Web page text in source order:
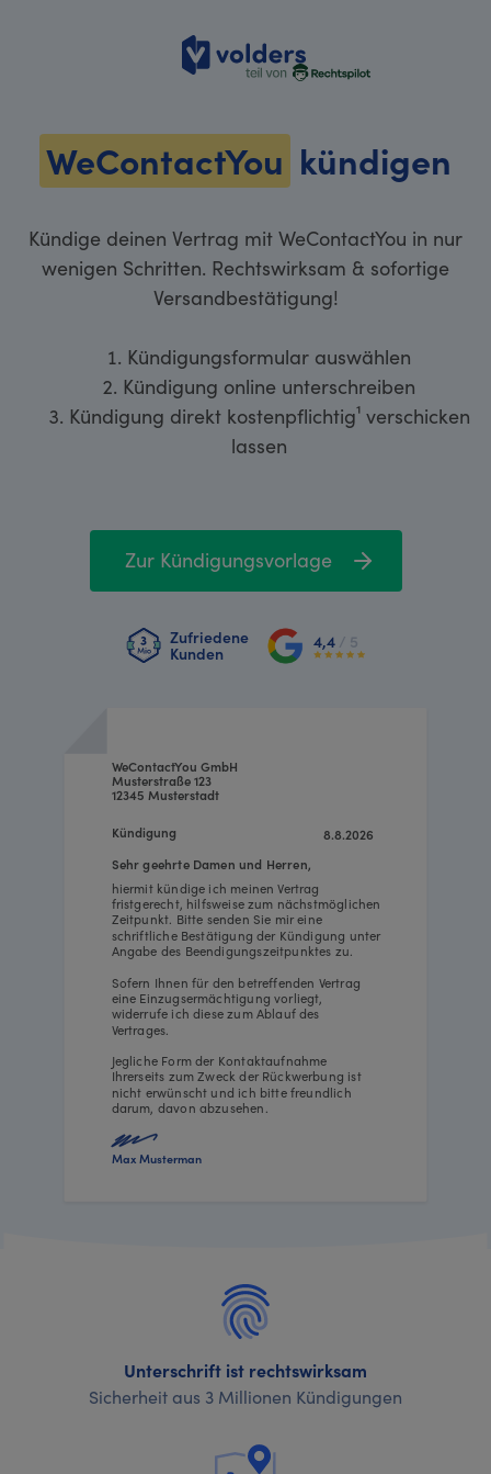
volders
WeContactYou kündigen
Kündige deinen Vertrag mit WeContactYou in nur
wenigen Schritten. Rechtswirksam & sofortige
Versandbestätigung!
Kündigungsformular auswählen
Kündigung online unterschreiben
Kündigung direkt kostenpflichtig¹ verschicken
lassen
Zur Kündigungsvorlage
Zufriedene
Kunden
4,4 / 5
8.8.2026
WeContactYou GmbH
Musterstraße 123
12345 Musterstadt
hiermit kündige ich meinen Vertrag
fristgerecht, hilfsweise zum nächstmöglichen
Zeitpunkt. Bitte senden Sie mir eine
schriftliche Bestätigung der Kündigung unter
Angabe des Beendigungszeitpunktes zu.
Sofern Ihnen für den betreffenden Vertrag
eine Einzugsermächtigung vorliegt,
widerrufe ich diese zum Ablauf des
Vertrages.
Jegliche Form der Kontaktaufnahme
Ihrerseits zum Zweck der Rückwerbung ist
nicht erwünscht und ich bitte freundlich
darum, davon abzusehen.
Sehr geehrte Damen und Herren,
Kündigung
Max Musterman
Unterschrift ist rechtswirksam
Sicherheit aus 3 Millionen Kündigungen